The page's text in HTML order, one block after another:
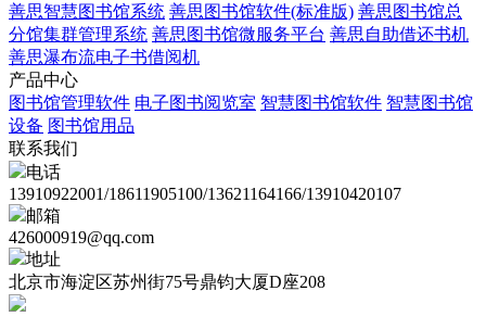
善思智慧图书馆系统 善思图书馆软件(标准版) 善思图书馆总
分馆集群管理系统 善思图书馆微服务平台 善思自助借还书机
善思瀑布流电子书借阅机
产品中心
图书馆管理软件 电子图书阅览室 智慧图书馆软件 智慧图书馆
设备 图书馆用品
联系我们
电话
13910922001/18611905100/13621164166/13910420107
邮箱
426000919@qq.com
地址
北京市海淀区苏州街75号鼎钧大厦D座208